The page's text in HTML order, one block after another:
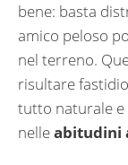
bene: basta
amico peloso
nel terreno.
risultare
tutto naturale e
nelleabitudini